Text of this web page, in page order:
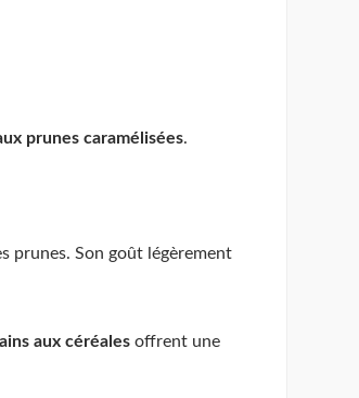
prunes caramélisées.
prunes. Son goût légèrement
aux céréales offrent une